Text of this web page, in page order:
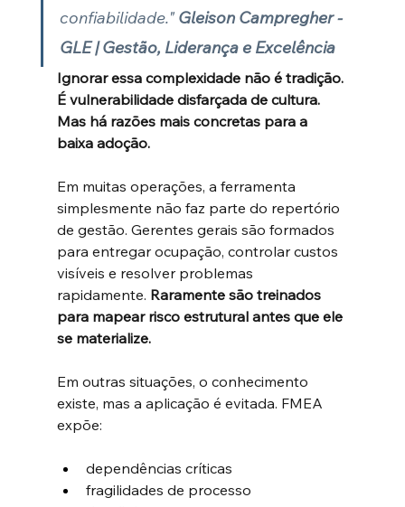
confiabilidade." Gleison Campregher -
GLE | Gestão, Liderança e Excelência
Ignorar essa complexidade não é tradição.
É vulnerabilidade disfarçada de cultura.
Mas há razões mais concretas para a
baixa adoção.
Em muitas operações, a ferramenta
simplesmente não faz parte do repertório
de gestão. Gerentes gerais são formados
para entregar ocupação, controlar custos
visíveis e resolver problemas
rapidamente. Raramente são treinados
para mapear risco estrutural antes que ele
se materialize.
Em outras situações, o conhecimento
existe, mas a aplicação é evitada. FMEA
expõe:
dependências críticas
fragilidades de processo